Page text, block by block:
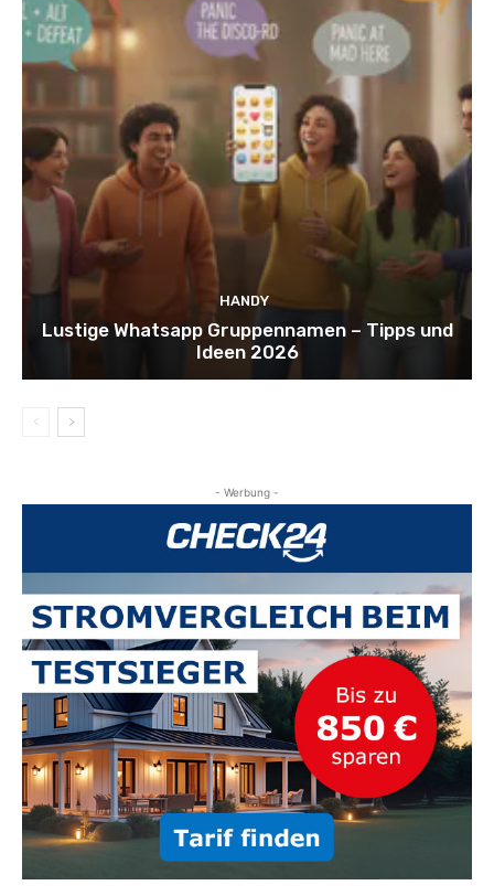
HANDY
Lustige Whatsapp Gruppennamen – Tipps und
Ideen 2026
- Werbung -